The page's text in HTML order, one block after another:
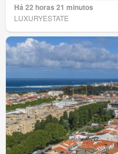
Há 22 horas 21 minutos
LUXURYESTATE